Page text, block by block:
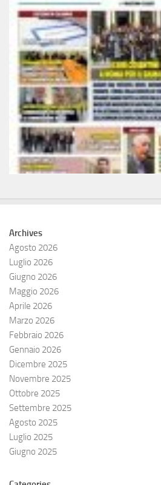
Archives
Agosto 2026
Luglio 2026
Giugno 2026
Maggio 2026
Aprile 2026
Marzo 2026
Febbraio 2026
Gennaio 2026
Dicembre 2025
Novembre 2025
Ottobre 2025
Settembre 2025
Agosto 2025
Luglio 2025
Giugno 2025